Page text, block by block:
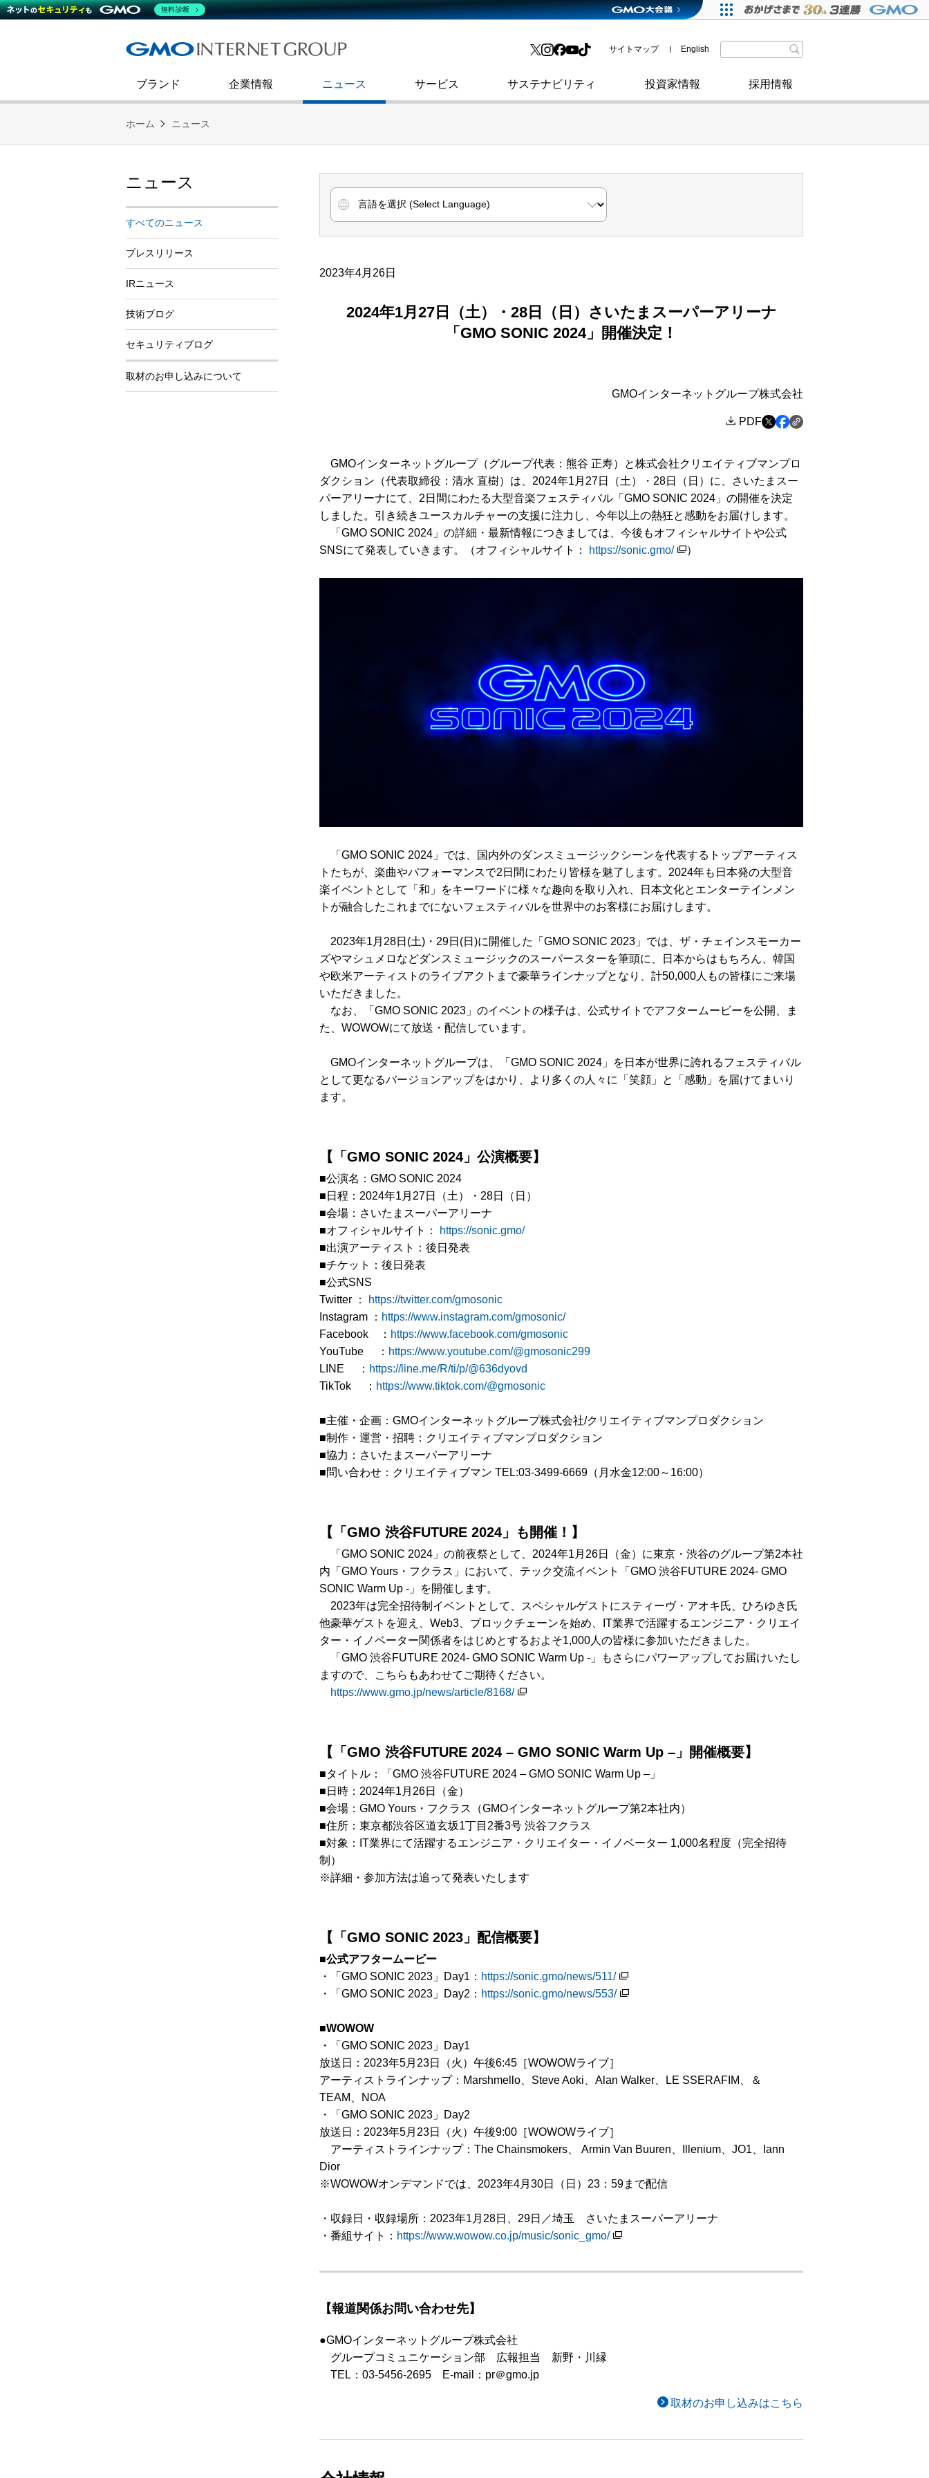
ブランド
企業情報
会社概要
社史
渋谷フクラス入館方法
ニュース
技術ブログ 取材のお申し込みについて
サービス
インターネットセキュリティ事業 その他
サステナビリティ
コミュニケーション
ダイバーシティ＆インクルージョン
SDGsへの取り組み
政府・自治体からの認定
投資家情報
熊谷正寿が語るグループ成長戦略・
財務・業績
よくあるご質問 格付・社債情報
採用情報
第二新卒採用 サイトマップ English
ホーム ニュース
2023年4月26日
2024年1月27日（土）・28日（日）さいたまスーパーアリーナ
「GMO SONIC 2024」開催決定！
GMOインターネットグループ株式会社
PDF
GMOインターネットグループ（グループ代表：熊谷 正寿）と株式会社クリエイティブマンプロ
ダクション（代表取締役：清水 直樹）は、2024年1月27日（土）・28日（日）に、さいたまスー
パーアリーナにて、2日間にわたる大型音楽フェスティバル「GMO SONIC 2024」の開催を決定
しました。引き続きユースカルチャーの支援に注力し、今年以上の熱狂と感動をお届けします。
「GMO SONIC 2024」の詳細・最新情報につきましては、今後もオフィシャルサイトや公式
SNSにて発表していきます。（オフィシャルサイト：
https://sonic.gmo/ ）
「GMO SONIC 2024」では、国内外のダンスミュージックシーンを代表するトップアーティス
トたちが、楽曲やパフォーマンスで2日間にわたり皆様を魅了します。2024年も日本発の大型音
楽イベントとして「和」をキーワードに様々な趣向を取り入れ、日本文化とエンターテインメン
トが融合したこれまでにないフェスティバルを世界中のお客様にお届けします。
2023年1⽉28日(土)・29日(日)に開催した「GMO SONIC 2023」では、ザ・チェインスモーカー
ズやマシュメロなどダンスミュージックのスーパースターを筆頭に、日本からはもちろん、韓国
や欧米アーティストのライブアクトまで豪華ラインナップとなり、計50,000人もの皆様にご来場
いただきました。
なお、「GMO SONIC 2023」のイベントの様子は、公式サイトでアフタームービーを公開、ま
た、WOWOWにて放送・配信しています。
GMOインターネットグループは、「GMO SONIC 2024」を日本が世界に誇れるフェスティバル
として更なるバージョンアップをはかり、より多くの人々に「笑顔」と「感動」を届けてまいり
ます。
【「GMO SONIC 2024」公演概要】
■公演名：GMO SONIC 2024
■日程：2024年1⽉27日（土）・28日（日）
■会場：さいたまスーパーアリーナ
■オフィシャルサイト：
https://sonic.gmo/
■出演アーティスト：後日発表
■チケット：後日発表
■公式SNS
Twitter ：
https://twitter.com/gmosonic
Instagram ： https://www.instagram.com/gmosonic/
Facebook ： https://www.facebook.com/gmosonic
YouTube ： https://www.youtube.com/@gmosonic299
LINE ： https://line.me/R/ti/p/@636dyovd
TikTok ： https://www.tiktok.com/@gmosonic
■主催・企画：GMOインターネットグループ株式会社/クリエイティブマンプロダクション
■制作・運営・招聘：クリエイティブマンプロダクション
■協力：さいたまスーパーアリーナ
■問い合わせ：クリエイティブマン TEL:03-3499-6669（月水金12:00～16:00）
【「GMO 渋谷FUTURE 2024」も開催！】
「GMO SONIC 2024」の前夜祭として、2024年1月26日（金）に東京・渋谷のグループ第2本社
内「GMO Yours・フクラス」において、テック交流イベント「GMO 渋谷FUTURE 2024- GMO
SONIC Warm Up -」を開催します。
2023年は完全招待制イベントとして、スペシャルゲストにスティーヴ・アオキ氏、ひろゆき氏
他豪華ゲストを迎え、Web3、ブロックチェーンを始め、IT業界で活躍するエンジニア・クリエイ
ター・イノベーター関係者をはじめとするおよそ1,000人の皆様に参加いただきました。
「GMO 渋谷FUTURE 2024- GMO SONIC Warm Up -」もさらにパワーアップしてお届けいたし
ますので、こちらもあわせてご期待ください。
https://www.gmo.jp/news/article/8168/
【「GMO 渋谷FUTURE 2024 – GMO SONIC Warm Up –」開催概要】
■タイトル：「GMO 渋谷FUTURE 2024 – GMO SONIC Warm Up –」
■日時：2024年1月26日（金）
■会場：GMO Yours・フクラス（GMOインターネットグループ第2本社内）
■住所：東京都渋谷区道玄坂1丁目2番3号 渋谷フクラス
■対象：IT業界にて活躍するエンジニア・クリエイター・イノベーター 1,000名程度（完全招待
制）
※詳細・参加方法は追って発表いたします
【「GMO SONIC 2023」配信概要】
■公式アフタームービー
・「GMO SONIC 2023」Day1： https://sonic.gmo/news/511/
・「GMO SONIC 2023」Day2： https://sonic.gmo/news/553/
■WOWOW
・「GMO SONIC 2023」Day1
放送日：2023年5月23日（火）午後6:45［WOWOWライブ］
アーティストラインナップ：Marshmello、Steve Aoki、Alan Walker、LE SSERAFIM、＆
TEAM、NOA
・「GMO SONIC 2023」Day2
放送日：2023年5月23日（火）午後9:00［WOWOWライブ］
アーティストラインナップ：The Chainsmokers、 Armin Van Buuren、Illenium、JO1、Iann
Dior
※WOWOWオンデマンドでは、2023年4月30日（日）23：59まで配信
・収録日・収録場所：2023年1月28日、29日／埼玉 さいたまスーパーアリーナ
・番組サイト： https://www.wowow.co.jp/music/sonic_gmo/
【報道関係お問い合わせ先】
●GMOインターネットグループ株式会社
グループコミュニケーション部 広報担当 新野・川縁
TEL：03-5456-2695 E-mail：pr＠gmo.jp
取材のお申し込みはこちら
ニュース
すべてのニュース
プレスリリース
IRニュース
技術ブログ
セキュリティブログ
取材のお申し込みについて
無料診断